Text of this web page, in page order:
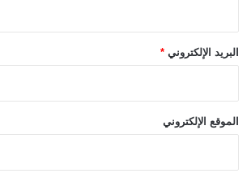
البريد الإلكتروني *
الموقع الإلكتروني